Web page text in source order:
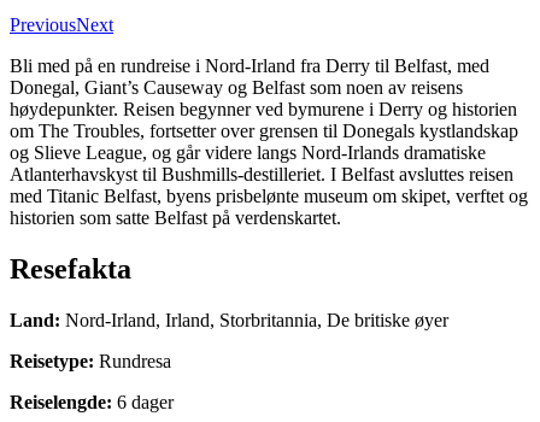
PreviousNext
Bli med på en rundreise i Nord-Irland fra Derry til Belfast, med
Donegal, Giant’s Causeway og Belfast som noen av reisens
høydepunkter. Reisen begynner ved bymurene i Derry og historien
om The Troubles, fortsetter over grensen til Donegals kystlandskap
og Slieve League, og går videre langs Nord-Irlands dramatiske
Atlanterhavskyst til Bushmills-destilleriet. I Belfast avsluttes reisen
med Titanic Belfast, byens prisbelønte museum om skipet, verftet og
historien som satte Belfast på verdenskartet.
Resefakta
Land: Nord-Irland, Irland, Storbritannia, De britiske øyer
Reisetype: Rundresa
Reiselengde: 6 dager